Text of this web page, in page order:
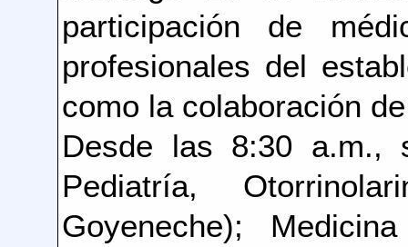
participación de
profesionales del
como la colaboración
Desde las 8:30 a.m.,
Pediatría,
Goyeneche);